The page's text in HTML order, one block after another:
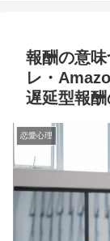
報酬の意
レ・
遅延型報
恋愛心理